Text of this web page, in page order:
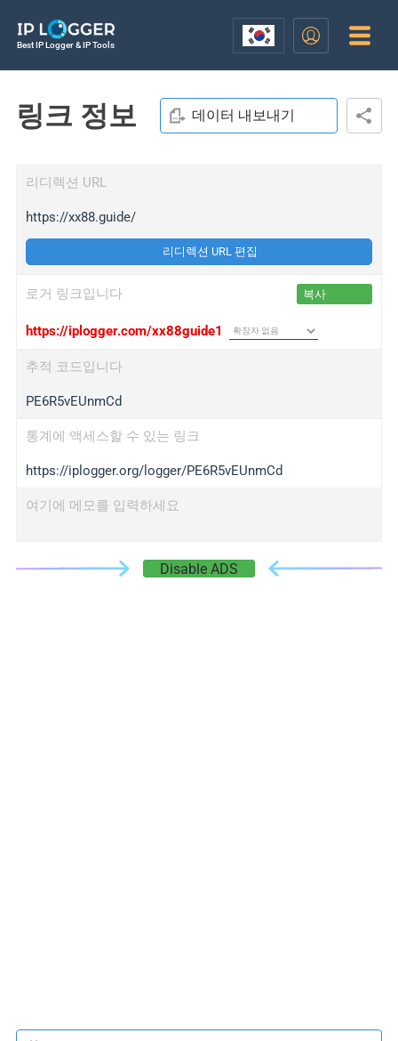
Best IP Logger & IP Tools
링크 정보 데이터 내보내기
리디렉션 URL
https://xx88.guide/
리디렉션 URL 편집
로거 링크입니다 복사
https://iplogger.com/xx88guide1
추적 코드입니다
PE6R5vEUnmCd
통계에 액세스할 수 있는 링크
https://iplogger.org/logger/PE6R5vEUnmCd
여기에 메모를 입력하세요
Disable ADS